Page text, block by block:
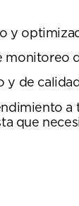
y
monitoreo
de
que